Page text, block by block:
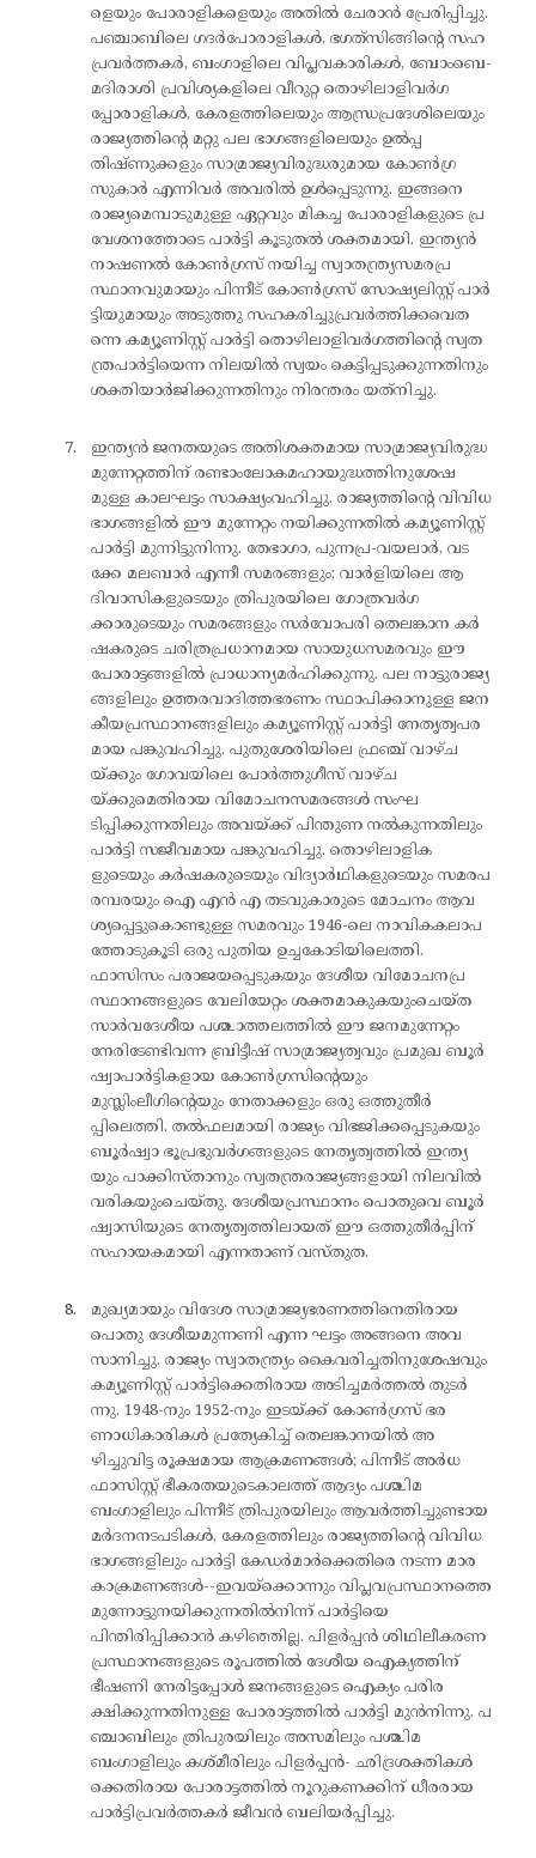
ളെയും പോരാളികളെയും അതിൽ ചേരാൻ പ്രേരിപ്പിച്ചു.
പഞ്ചാബിലെ ഗദർപോരാളികൾ, ഭഗത്‌സിങ്ങിന്റെ സഹ
പ്രവർത്തകർ, ബംഗാളിലെ വിപ്ലവകാരികൾ, ബോംബെ-
മദിരാശി പ്രവിശ്യകളിലെ വീറുറ്റ തൊഴിലാളിവർഗ
പ്പോരാളികൾ, കേരളത്തിലെയും ആന്ധ്രപ്രദേശിലെയും
രാജ്യത്തിന്റെ മറ്റു പല ഭാഗങ്ങളിലെയും ഉൽപ്പ
തിഷ്ണുക്കളും സാമ്രാജ്യവിരുദ്ധരുമായ കോൺഗ്ര
സുകാർ എന്നിവർ അവരിൽ ഉൾപ്പെടുന്നു. ഇങ്ങനെ
രാജ്യമെമ്പാടുമുള്ള ഏറ്റവും മികച്ച പോരാളികളുടെ പ്ര
വേശനത്തോടെ പാർട്ടി കൂടുതൽ ശക്തമായി. ഇന്ത്യൻ
നാഷണൽ കോൺഗ്രസ് നയിച്ച സ്വാതന്ത്ര്യസമരപ്ര
സ്ഥാനവുമായും പിന്നീട് കോൺഗ്രസ് സോഷ്യലിസ്റ്റ് പാർ
ട്ടിയുമായും അടുത്തു സഹകരിച്ചുപ്രവർത്തിക്കവെത
ന്നെ കമ്യൂണിസ്റ്റ് പാർട്ടി തൊഴിലാളിവർഗത്തിന്റെ സ്വത
ന്ത്രപാർട്ടിയെന്ന നിലയിൽ സ്വയം കെട്ടിപ്പടുക്കുന്നതിനും
ശക്തിയാർജിക്കുന്നതിനും നിരന്തരം യത്‌നിച്ചു.
ഇന്ത്യൻ ജനതയുടെ അതിശക്തമായ സാമ്രാജ്യവിരുദ്ധ
മുന്നേറ്റത്തിന് രണ്ടാംലോകമഹായുദ്ധത്തിനുശേഷ
മുള്ള കാലഘട്ടം സാക്ഷ്യംവഹിച്ചു. രാജ്യത്തിന്റെ വിവിധ
ഭാഗങ്ങളിൽ ഈ മുന്നേറ്റം നയിക്കുന്നതിൽ കമ്യൂണിസ്റ്റ്
പാർട്ടി മുന്നിട്ടുനിന്നു. തേഭാഗാ, പുന്നപ്ര-വയലാർ, വട
ക്കേ മലബാർ എന്നീ സമരങ്ങളും; വാർളിയിലെ ആ
ദിവാസികളുടെയും ത്രിപുരയിലെ ഗോത്രവർഗ
ക്കാരുടെയും സമരങ്ങളും സർവോപരി തെലങ്കാന കർ
ഷകരുടെ ചരിത്രപ്രധാനമായ സായുധസമരവും ഈ
പോരാട്ടങ്ങളിൽ പ്രാധാന്യമർഹിക്കുന്നു. പല നാട്ടുരാജ്യ
ങ്ങളിലും ഉത്തരവാദിത്തഭരണം സ്ഥാപിക്കാനുള്ള ജന
കീയപ്രസ്ഥാനങ്ങളിലും കമ്യൂണിസ്റ്റ് പാർട്ടി നേതൃത്വപര
മായ പങ്കുവഹിച്ചു. പുതുശേരിയിലെ ഫ്രഞ്ച് വാഴ്ച
യ്ക്കും ഗോവയിലെ പോർത്തുഗീസ് വാഴ്ച
യ്ക്കുമെതിരായ വിമോചനസമരങ്ങൾ സംഘ
ടിപ്പിക്കുന്നതിലും അവയ്ക്ക് പിന്തുണ നൽകുന്നതിലും
പാർട്ടി സജീവമായ പങ്കുവഹിച്ചു. തൊഴിലാളിക
ളുടെയും കർഷകരുടെയും വിദ്യാർഥികളുടെയും സമരപ
രമ്പരയും ഐ എൻ എ തടവുകാരുടെ മോചനം ആവ
ശ്യപ്പെട്ടുകൊണ്ടുള്ള സമരവും 1946-ലെ നാവികകലാപ
ത്തോടുകൂടി ഒരു പുതിയ ഉച്ചകോടിയിലെത്തി.
ഫാസിസം പരാജയപ്പെടുകയും ദേശീയ വിമോചനപ്ര
സ്ഥാനങ്ങളുടെ വേലിയേറ്റം ശക്തമാകുകയുംചെയ്ത
സാർവദേശീയ പശ്ചാത്തലത്തിൽ ഈ ജനമുന്നേറ്റം
നേരിടേണ്ടിവന്ന ബ്രിട്ടീഷ് സാമ്രാജ്യത്വവും പ്രമുഖ ബൂർ
ഷ്വാപാർട്ടികളായ കോൺഗ്രസിന്റെയും
മുസ്ലിംലീഗിന്റെയും നേതാക്കളും ഒരു ഒത്തുതീർ
പ്പിലെത്തി. തൽഫലമായി രാജ്യം വിഭജിക്കപ്പെടുകയും
ബൂർഷ്വാ ഭൂപ്രഭുവർഗങ്ങളുടെ നേതൃത്വത്തിൽ ഇന്ത്യ
യും പാക്കിസ്താനും സ്വതന്ത്രരാജ്യങ്ങളായി നിലവിൽ
വരികയുംചെയ്തു. ദേശീയപ്രസ്ഥാനം പൊതുവെ ബൂർ
ഷ്വാസിയുടെ നേതൃത്വത്തിലായത് ഈ ഒത്തുതീർപ്പിന്
സഹായകമായി എന്നതാണ് വസ്തുത.
മുഖ്യമായും വിദേശ സാമ്രാജ്യഭരണത്തിനെതിരായ
പൊതു ദേശീയമുന്നണി എന്ന ഘട്ടം അങ്ങനെ അവ
സാനിച്ചു. രാജ്യം സ്വാതന്ത്ര്യം കൈവരിച്ചതിനുശേഷവും
കമ്യൂണിസ്റ്റ് പാർട്ടിക്കെതിരായ അടിച്ചമർത്തൽ തുടർ
ന്നു. 1948-നും 1952-നും ഇടയ്ക്ക് കോൺഗ്രസ് ഭര
ണാധികാരികൾ പ്രത്യേകിച്ച് തെലങ്കാനയിൽ അ
ഴിച്ചുവിട്ട രൂക്ഷമായ ആക്രമണങ്ങൾ; പിന്നീട് അർധ
ഫാസിസ്റ്റ് ഭീകരതയുടെകാലത്ത് ആദ്യം പശ്ചിമ
ബംഗാളിലും പിന്നീട് ത്രിപുരയിലും ആവർത്തിച്ചുണ്ടായ
മർദനനടപടികൾ, കേരളത്തിലും രാജ്യത്തിന്റെ വിവിധ
ഭാഗങ്ങളിലും പാർട്ടി കേഡർമാർക്കെതിരെ നടന്ന മാര
കാക്രമണങ്ങൾ--ഇവയ്‌ക്കൊന്നും വിപ്ലവപ്രസ്ഥാനത്തെ
മുന്നോട്ടുനയിക്കുന്നതിൽനിന്ന് പാർട്ടിയെ
പിന്തിരിപ്പിക്കാൻ കഴിഞ്ഞില്ല. പിളർപ്പൻ ശിഥിലീകരണ
പ്രസ്ഥാനങ്ങളുടെ രൂപത്തിൽ ദേശീയ ഐക്യത്തിന്
ഭീഷണി നേരിട്ടപ്പോൾ ജനങ്ങളുടെ ഐക്യം പരിര
ക്ഷിക്കുന്നതിനുള്ള പോരാട്ടത്തിൽ പാർട്ടി മുൻനിന്നു. പ
ഞ്ചാബിലും ത്രിപുരയിലും അസമിലും പശ്ചിമ
ബംഗാളിലും കശ്മീരിലും പിളർപ്പൻ- ഛിദ്രശക്തികൾ
ക്കെതിരായ പോരാട്ടത്തിൽ നൂറുകണക്കിന് ധീരരായ
പാർട്ടിപ്രവർത്തകർ ജീവൻ ബലിയർപ്പിച്ചു.